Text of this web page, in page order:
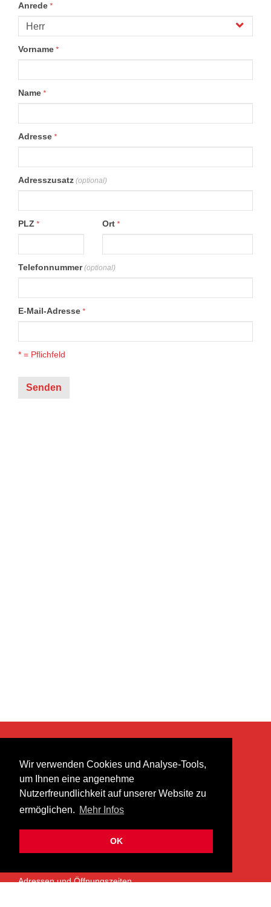
Wir verwenden Cookies und Analyse-Tools,
um Ihnen eine angenehme
Nutzerfreundlichkeit auf unserer Website zu
ermöglichen. Mehr Infos
OK
Anrede *
Vorname *
Name *
Adresse *
Adresszusatz (optional)
PLZ * Ort *
Telefonnummer (optional)
E-Mail-Adresse *
* = Pflichfeld
heer musik ag
Lättenstrasse 35
8952 Schlieren
info@heermusic.com
ÜBER UNS
Adressen und Öffnungszeiten